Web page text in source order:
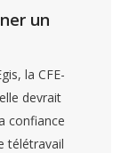
un
la CFE-
devrait
confiance
télétravail